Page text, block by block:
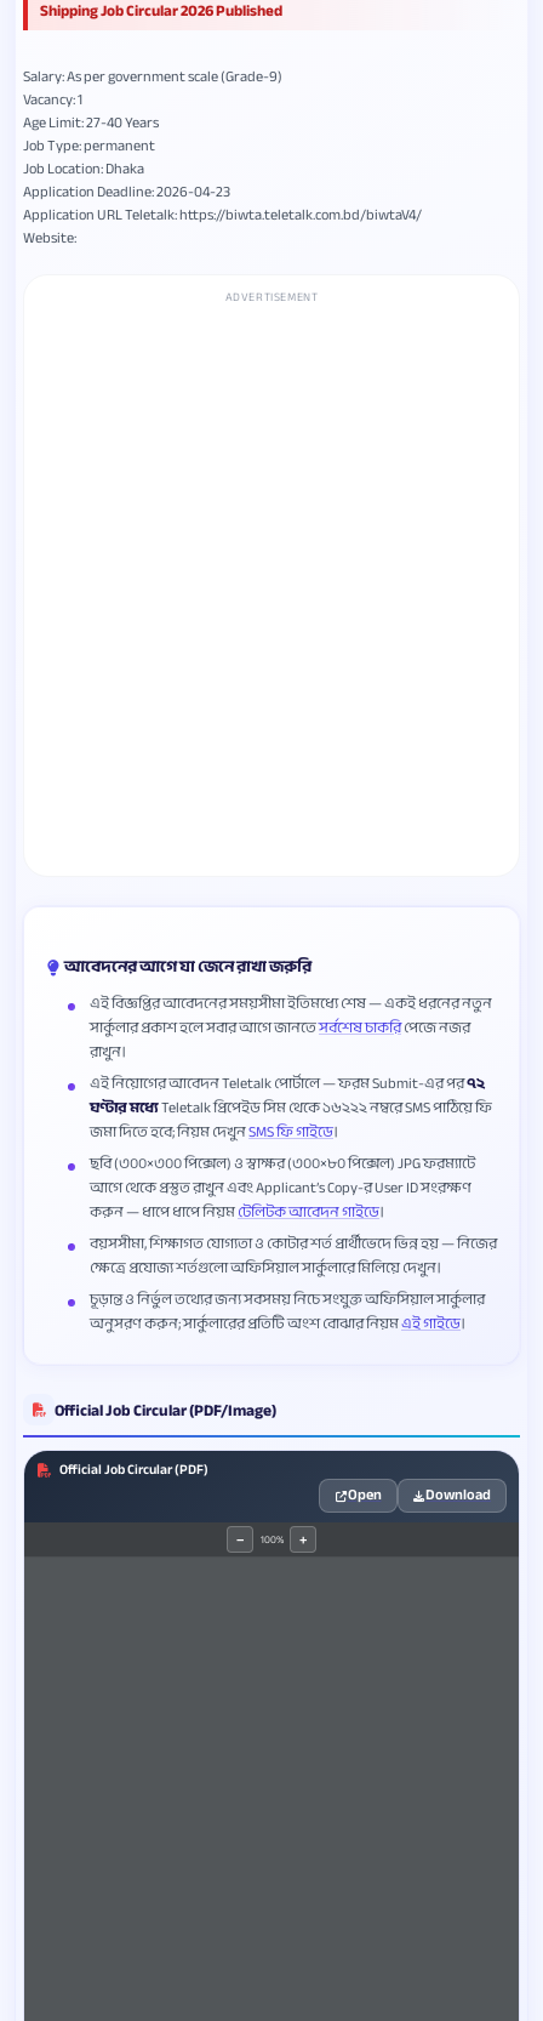
Shipping Job Circular 2026 Published
Salary: As per government scale (Grade-9)
Vacancy: 1
Age Limit: 27-40 Years
Job Type: permanent
Job Location: Dhaka
Application Deadline: 2026-04-23
Application URL Teletalk: https://biwta.teletalk.com.bd/biwtaV4/
Website:
ADVERTISEMENT
আবেদনের আগে যা জেনে রাখা জরুরি
এই বিজ্ঞপ্তির আবেদনের সময়সীমা ইতিমধ্যে শেষ — একই ধরনের নতুন
সার্কুলার প্রকাশ হলে সবার আগে জানতেসর্বশেষ চাকরিপেজে নজর
রাখুন।
এই নিয়োগের আবেদন Teletalk পোর্টালে — ফরম Submit-এর পর৭২
ঘণ্টার মধ্যেTeletalk প্রিপেইড সিম থেকে ১৬২২২ নম্বরে SMS পাঠিয়ে ফি
জমা দিতে হবে; নিয়ম দেখুনSMS ফি গাইডে।
ছবি (৩০০×৩০০ পিক্সেল) ও স্বাক্ষর (৩০০×৮০ পিক্সেল) JPG ফরম্যাটে
আগে থেকে প্রস্তুত রাখুন এবং Applicant’s Copy-র User ID সংরক্ষণ
করুন — ধাপে ধাপে নিয়মটেলিটক আবেদন গাইডে।
বয়সসীমা, শিক্ষাগত যোগ্যতা ও কোটার শর্ত প্রার্থীভেদে ভিন্ন হয় — নিজের
ক্ষেত্রে প্রযোজ্য শর্তগুলো অফিসিয়াল সার্কুলারে মিলিয়ে দেখুন।
চূড়ান্ত ও নির্ভুল তথ্যের জন্য সবসময় নিচে সংযুক্ত অফিসিয়াল সার্কুলার
অনুসরণ করুন; সার্কুলারের প্রতিটি অংশ বোঝার নিয়মএই গাইডে।
Official Job Circular (PDF/Image)
Official Job Circular (PDF)
Open Download
− 100% +